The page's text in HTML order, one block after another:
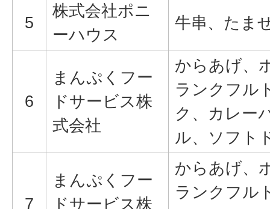
5
株式会社ポニ
ーハウス
牛串、たま
6
まんぷくフー
ドサービス株
式会社
からあげ、
ランクフル
ク、カレー
ル、ソフト
7
まんぷくフー
ドサービス株
からあげ、
ランクフル